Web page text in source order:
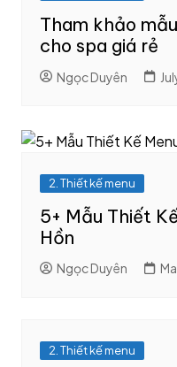
Tham khảo
cho spa giá rẻ
Ngọc Duyên
2. Thiết kế menu
5+ Mẫu Thiết
Hồn
Ngọc Duyên
2. Thiết kế menu